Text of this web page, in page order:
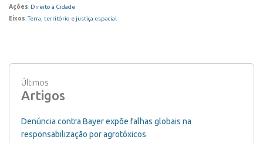
Ações: Direito à Cidade
Eixos:Terra, território e justiça espacial
Últimos
Artigos
Denúncia contra Bayer expõe falhas globais na
responsabilização por agrotóxicos